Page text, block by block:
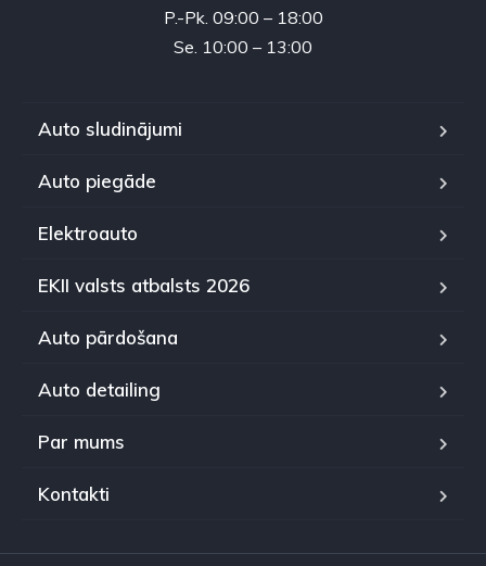
P.-Pk. 09:00 – 18:00
Se. 10:00 – 13:00
Auto sludinājumi
Auto piegāde
Elektroauto
EKII valsts atbalsts 2026
Auto pārdošana
Auto detailing
Par mums
Kontakti